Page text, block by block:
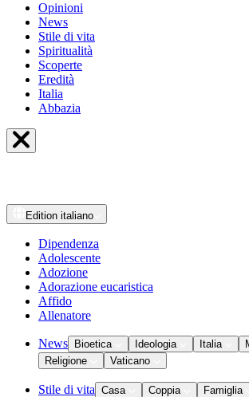
Opinioni
News
Stile di vita
Spiritualità
Scoperte
Eredità
Italia
Abbazia
Edition italiano
Dipendenza
Adolescente
Adozione
Adorazione eucaristica
Affido
Allenatore
News Bioetica Ideologia Italia
Religione
Vaticano
Stile di vita Casa Coppia
Famiglia